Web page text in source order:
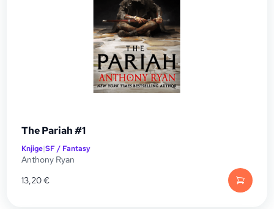
The Pariah #1
Knjige|SF / Fantasy
Anthony Ryan
13,20€